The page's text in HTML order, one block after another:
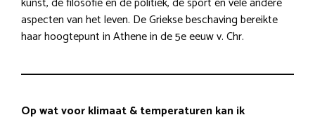
aspecten van het leven. De Griekse beschaving bereikte
haar hoogtepunt in Athene in de 5e eeuw v. Chr.
Op wat voor klimaat & temperaturen kan ik